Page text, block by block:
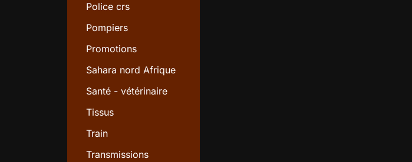
Police crs
Pompiers
Promotions
Sahara nord Afrique
Santé - vétérinaire
Tissus
Train
Transmissions